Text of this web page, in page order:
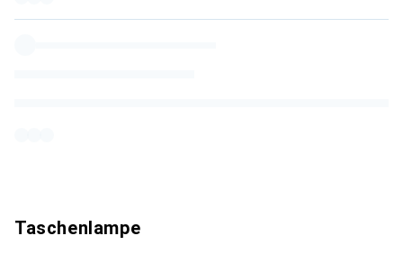
Taschenlampe